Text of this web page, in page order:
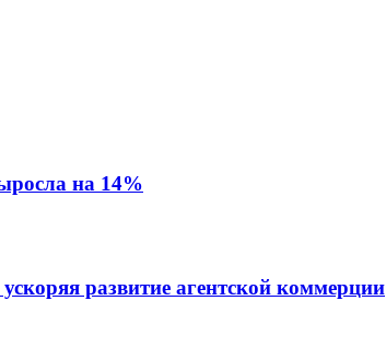
на 14%
развитие агентской коммерции